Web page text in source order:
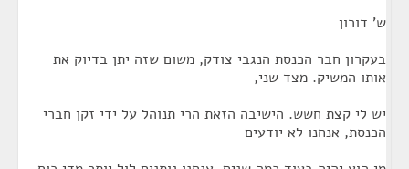
ש' דורון
בעקרון חבר הכנסת הנגבי צודק, משום שזה יתן בדיוק את
אותו המשיק. מצד שני,
יש לי קצת חשש. הישיבה הזאת הרי תנוהל על ידי זקן חברי
הכנסת, אנחנו לא יודעים